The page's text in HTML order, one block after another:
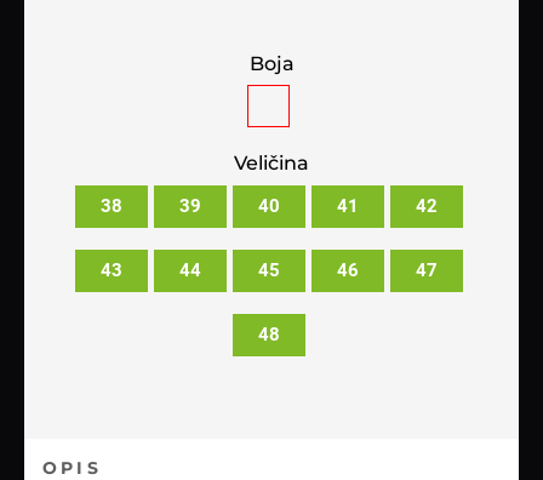
Boja
Veličina
38 39 40 41 42
43 44 45 46 47
48
OPIS